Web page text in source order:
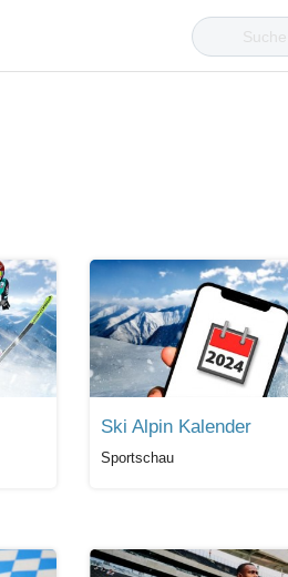
Ski Alpin Kalender
Sportschau